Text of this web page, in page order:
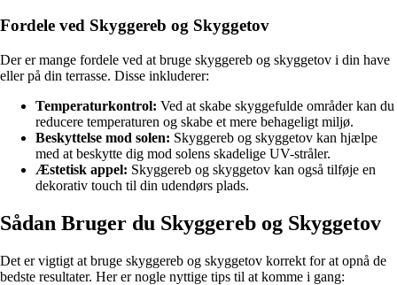
Fordele ved Skyggereb og Skyggetov
Der er mange fordele ved at bruge skyggereb og skyggetov i din have
eller på din terrasse. Disse inkluderer:
Temperaturkontrol: Ved at skabe skyggefulde områder kan du
reducere temperaturen og skabe et mere behageligt miljø.
Beskyttelse mod solen: Skyggereb og skyggetov kan hjælpe
med at beskytte dig mod solens skadelige UV-stråler.
Æstetisk appel: Skyggereb og skyggetov kan også tilføje en
dekorativ touch til din udendørs plads.
Sådan Bruger du Skyggereb og Skyggetov
Det er vigtigt at bruge skyggereb og skyggetov korrekt for at opnå de
bedste resultater. Her er nogle nyttige tips til at komme i gang: